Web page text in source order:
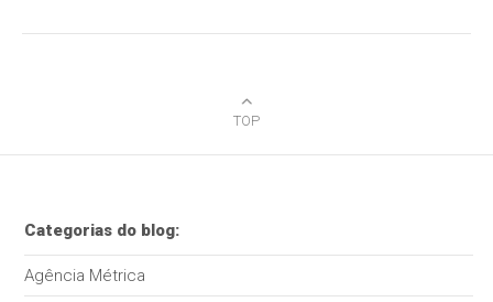
TOP
Categorias do blog:
Agência Métrica